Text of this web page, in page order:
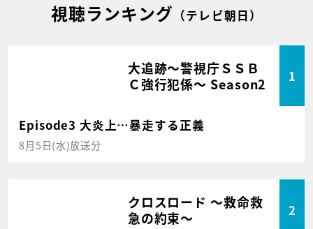
視聴ランキング （テレビ朝日）
大追跡～警視庁ＳＳＢ
Ｃ強行犯係～ Season2
1
Episode3 大炎上…暴走する正義
8月5日(水)放送分
クロスロード ～救命救
急の約束～
2